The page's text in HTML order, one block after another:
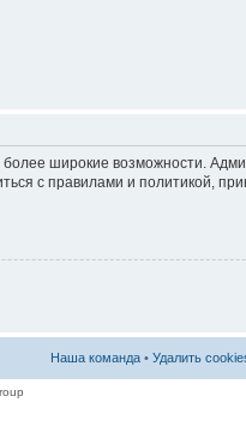
широкие возможности.
с правилами и политикой,
Наша команда • Удалить